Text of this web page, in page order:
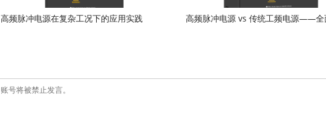
高频脉冲电源在复杂工况下的应用实践